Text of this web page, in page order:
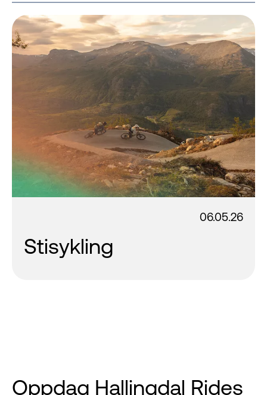
06.05.26
Stisykling
Oppdag Hallingdal Rides